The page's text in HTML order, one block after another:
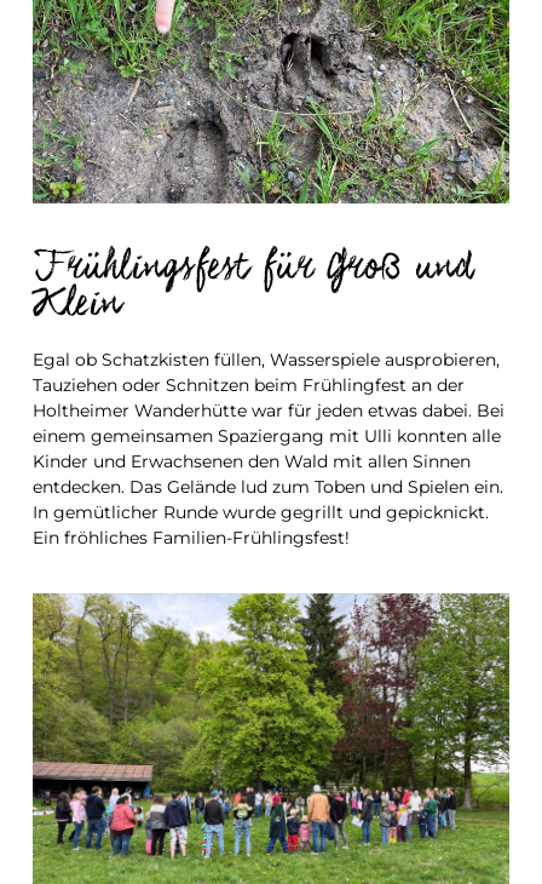
Frühlingsfest für Groß und
Klein
Egal ob Schatzkisten füllen, Wasserspiele ausprobieren,
Tauziehen oder Schnitzen beim Frühlingfest an der
Holtheimer Wanderhütte war für jeden etwas dabei. Bei
einem gemeinsamen Spaziergang mit Ulli konnten alle
Kinder und Erwachsenen den Wald mit allen Sinnen
entdecken. Das Gelände lud zum Toben und Spielen ein.
In gemütlicher Runde wurde gegrillt und gepicknickt.
Ein fröhliches Familien-Frühlingsfest!